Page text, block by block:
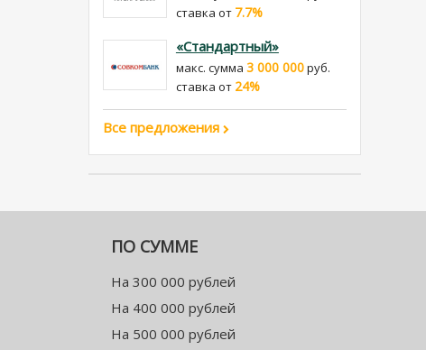
cтавка от 7.7%
«Стандартный»
макс. сумма 3 000 000руб.
cтавка от 24%
Все предложения
ПО СУММЕ
На 300 000 рублей
На 400 000 рублей
На 500 000 рублей